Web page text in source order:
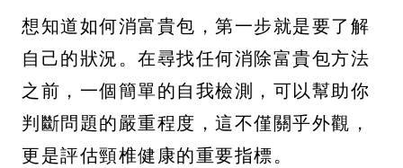
想知道如何消富貴包，第一步就是要了解
自己的狀況。在尋找任何消除富貴包方法
之前，一個簡單的自我檢測，可以幫助你
判斷問題的嚴重程度，這不僅關乎外觀，
更是評估頸椎健康的重要指標。